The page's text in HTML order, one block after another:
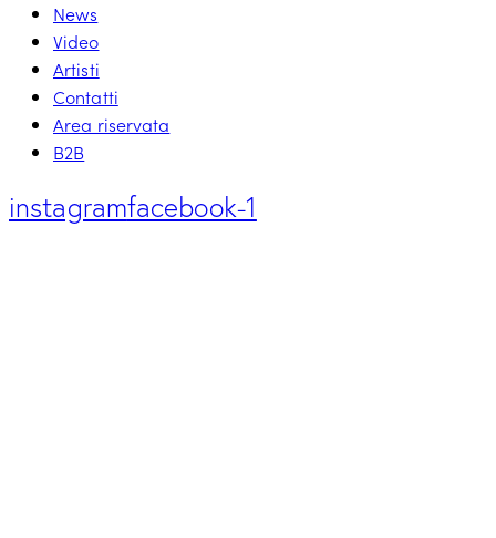
News
Video
Artisti
Contatti
Area riservata
B2B
instagramfacebook-1